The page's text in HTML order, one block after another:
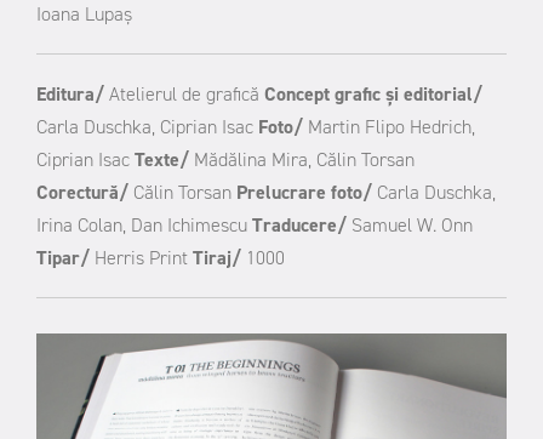
Ioana Lupaș
Editura/Atelierul de grafică Concept grafic și editorial/
Carla Duschka, Ciprian Isac Foto/ Martin Flipo Hedrich,
Ciprian IsacTexte/ Mădălina Mira, Călin Torsan
Corectură/ Călin Torsan Prelucrare foto/ Carla Duschka,
Irina Colan, Dan IchimescuTraducere/ Samuel W. Onn
Tipar/ Herris PrintTiraj/ 1000